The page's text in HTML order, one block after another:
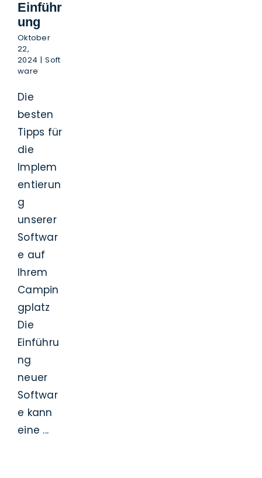
Einführ
ung
Oktober
22,
2024 | Soft
ware
Die
besten
Tipps für
die
Implem
entierun
g
unserer
Softwar
e auf
Ihrem
Campin
gplatz
Die
Einführu
ng
neuer
Softwar
e kann
eine ...